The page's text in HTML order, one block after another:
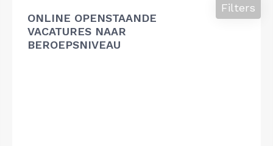
ONLINE OPENSTAANDE
VACATURES NAAR
BEROEPSNIVEAU
Filters